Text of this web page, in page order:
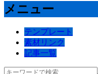
メニュー
テンプレート
素材リンク
記事一覧